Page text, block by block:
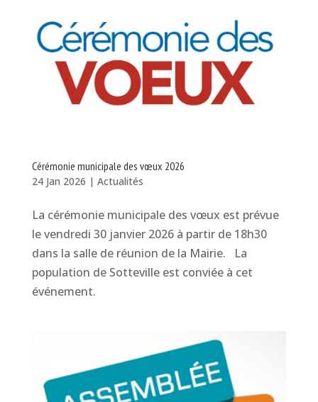
Cérémonie municipale des vœux 2026
24 Jan 2026 | Actualités
La cérémonie municipale des vœux est prévue
le vendredi 30 janvier 2026 à partir de 18h30
dans la salle de réunion de la Mairie. La
population de Sotteville est conviée à cet
événement.